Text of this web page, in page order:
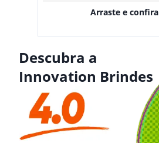
Arraste e confira
Descubra a
Innovation Brindes